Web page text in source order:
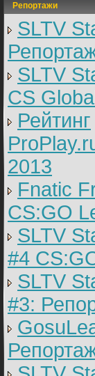
Репортажи
SLTV
SLTV
CS
Рейтинг
2013
Fnatic
CS:GO
SLTV
#4
SLTV
#3: